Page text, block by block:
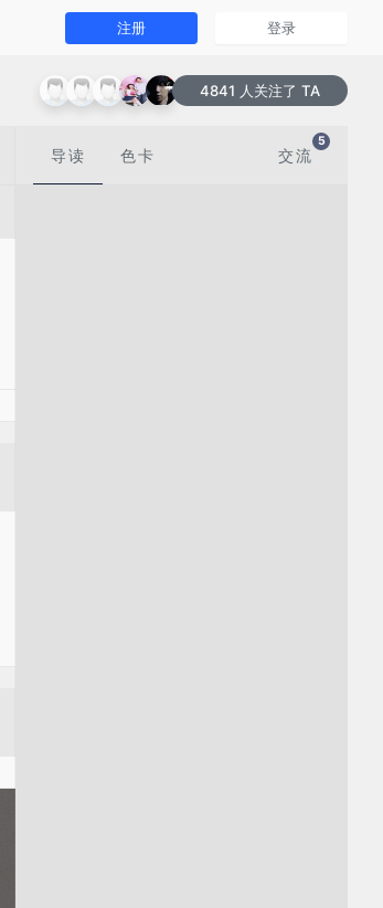
注册 登录
4841 人关注了 TA
导读 色卡 交流
5